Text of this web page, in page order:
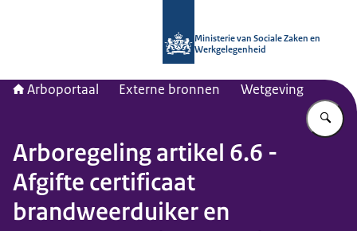
Ministerie van Sociale Zaken en
Werkgelegenheid
Arboportaal Externe bronnen Wetgeving
Arboregeling artikel 6.6 -
Afgifte certificaat
brandweerduiker en